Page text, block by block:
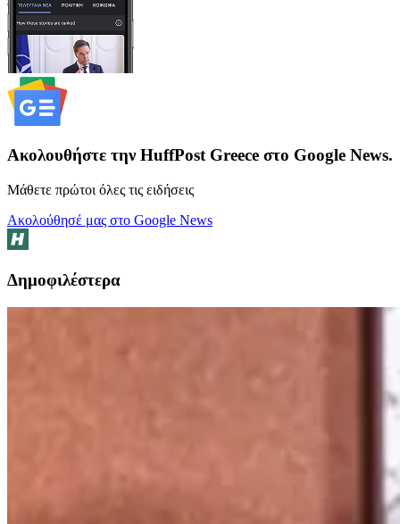
Ακολουθήστε την HuffPost Greece στο Google News.
Μάθετε πρώτοι όλες τις ειδήσεις
Ακολούθησέ μας στο Google News
Δημοφιλέστερα